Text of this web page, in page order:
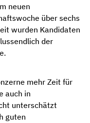
neuen
über sechs
wurden Kandidaten
der
mehr Zeit für
auch in
unterschätzt
guten